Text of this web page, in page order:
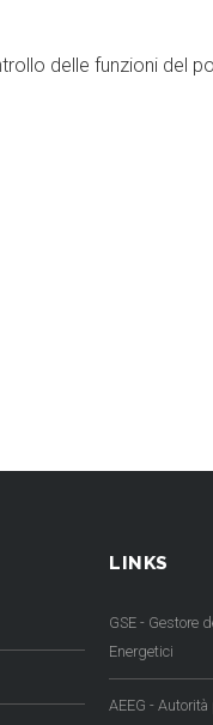
delle funzioni del
LINKS
GSE - Gestore
Energetici
AEEG -